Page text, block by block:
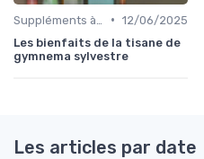
• 12/06/2025
Les bienfaits de la tisane de
gymnema sylvestre
Les articles par date